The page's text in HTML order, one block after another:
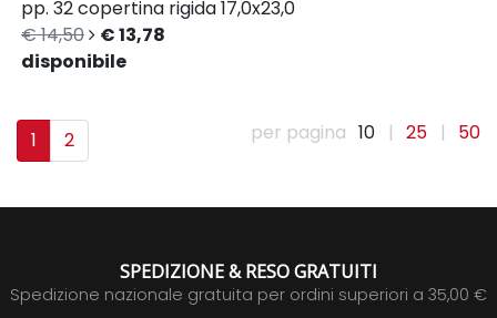
pp. 32copertina rigida17,0x23,0
€ 14,50
€ 13,78
disponibile
1 2 per pagina 10 | 25 | 50
SPEDIZIONE & RESO GRATUITI
Spedizione nazionale gratuita per ordini superiori a 35,00 €